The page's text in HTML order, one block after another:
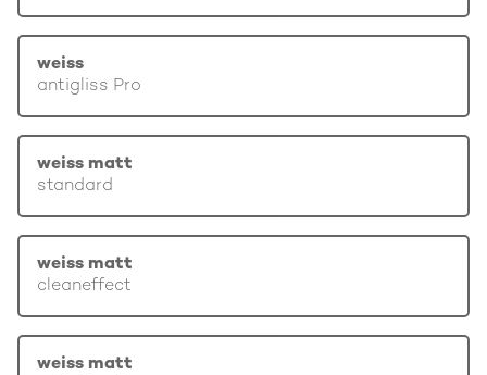
weiss
antigliss Pro
weiss matt
standard
weiss matt
cleaneffect
weiss matt